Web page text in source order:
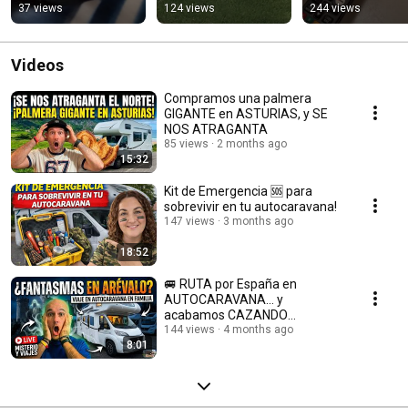
#saturday #mystery
#rvlife
37 views
#motorhome
#camper
#ruedacheesefactor
124 views
#camper
244 views
Videos
15:32
Compramos una palmera
GIGANTE en ASTURIAS, y SE
NOS ATRAGANTA
85 views 2 months ago
18:52
Kit de Emergencia 🆘 para
sobrevivir en tu autocaravana!
147 views 3 months ago
8:01
🚐 RUTA por España en
AUTOCARAVANA… y
acabamos CAZANDO
FANTASMAS en el Castillo de
144 views 4 months ago